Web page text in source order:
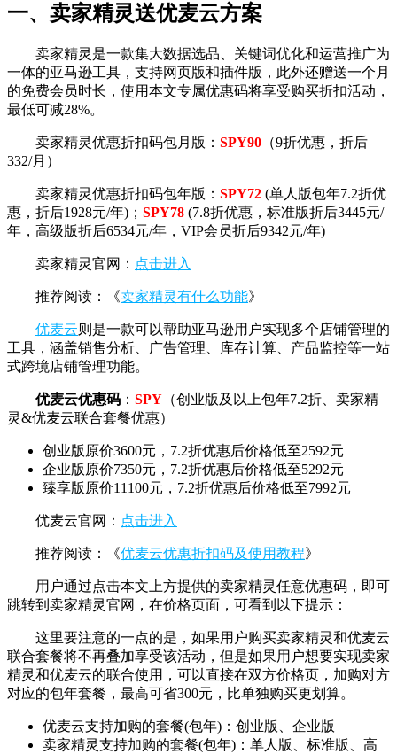
一、卖家精灵送优麦云方案
卖家精灵是一款集大数据选品、关键词优化和运营推广为
一体的亚马逊工具，支持网页版和插件版，此外还赠送一个月
的免费会员时长，使用本文专属优惠码将享受购买折扣活动，
最低可减28%。
卖家精灵优惠折扣码包月版： SPY90 （9折优惠，折后
332/月）
卖家精灵优惠折扣码包年版： SPY72 (单人版包年7.2折优
惠，折后1928元/年)； SPY78 (7.8折优惠，标准版折后3445元/
年，高级版折后6534元/年，VIP会员折后9342元/年)
卖家精灵官网： 点击进入
推荐阅读：《卖家精灵有什么功能》
优麦云则是一款可以帮助亚马逊用户实现多个店铺管理的
工具，涵盖销售分析、广告管理、库存计算、产品监控等一站
式跨境店铺管理功能。
优麦云优惠码 ： SPY （创业版及以上包年7.2折、卖家精
灵&优麦云联合套餐优惠）
创业版原价3600元，7.2折优惠后价格低至2592元
企业版原价7350元，7.2折优惠后价格低至5292元
臻享版原价11100元，7.2折优惠后价格低至7992元
优麦云官网： 点击进入
推荐阅读：《优麦云优惠折扣码及使用教程》
用户通过点击本文上方提供的卖家精灵任意优惠码，即可
跳转到卖家精灵官网，在价格页面，可看到以下提示：
这里要注意的一点的是，如果用户购买卖家精灵和优麦云
联合套餐将不再叠加享受该活动，但是如果用户想要实现卖家
精灵和优麦云的联合使用，可以直接在双方价格页，加购对方
对应的包年套餐，最高可省300元，比单独购买更划算。
优麦云支持加购的套餐(包年)：创业版、企业版
卖家精灵支持加购的套餐(包年)：单人版、标准版、高